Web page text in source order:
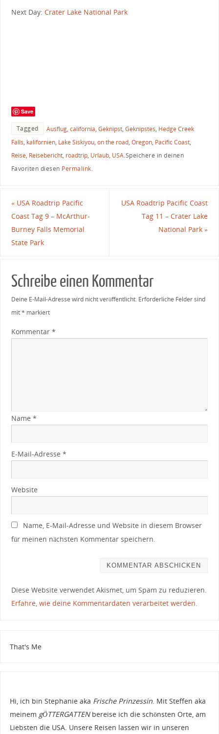
Next Day: Crater Lake National Park
Save
Tagged Ausflug, california, Geknipst, Geknipstes, Hedge Creek
Falls, kalifornien, Lake Siskiyou, on the road, Oregon, Pacific Coast,
Reise, Reisebericht, roadtrip, Urlaub, USA.Speichere in deinen
Favoriten diesen Permalink.
«USA Roadtrip Pacific
Coast Tag 9 – McArthur-
Burney Falls Memorial
State Park
USA Roadtrip Pacific Coast
Tag 11 – Crater Lake
National Park»
Schreibe einen Kommentar
Deine E-Mail-Adresse wird nicht veröffentlicht. Erforderliche Felder sind
mit* markiert
Kommentar *
Name *
E-Mail-Adresse *
Website
Name, E-Mail-Adresse und Website in diesem Browser
für meinen nächsten Kommentar speichern.
Diese Website verwendet Akismet, um Spam zu reduzieren.
Erfahre, wie deine Kommentardaten verarbeitet werden.
That's Me
Hi, ich bin Stephanie aka Frische Prinzessin. Mit Steffen aka
meinem gÖTTERGATTENbereise ich die schönsten Orte, am
Liebsten die USA. Unsere Reisen lassen wir in unseren